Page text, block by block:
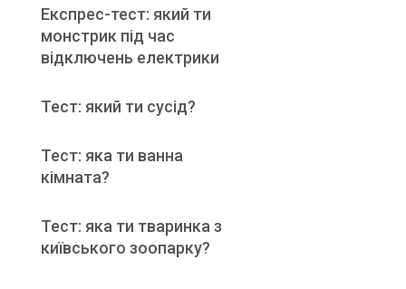
Експрес-тест: який ти
монстрик під час
відключень електрики
Тест: який ти сусід?
Тест: яка ти ванна
кімната?
Тест: яка ти тваринка з
київського зоопарку?